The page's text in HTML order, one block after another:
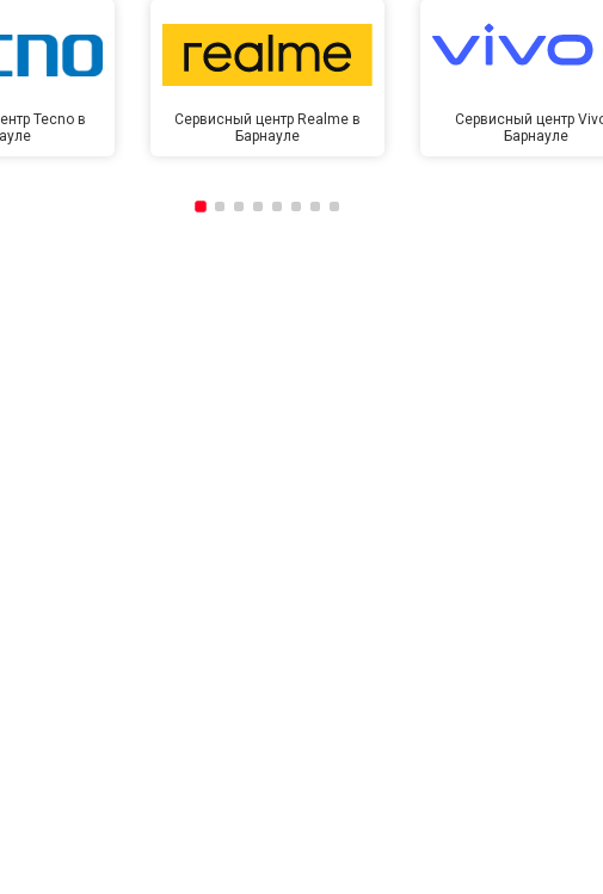
Tecno в
Сервисный центр Realme в
Барнауле
Сервисный центр
Барнауле